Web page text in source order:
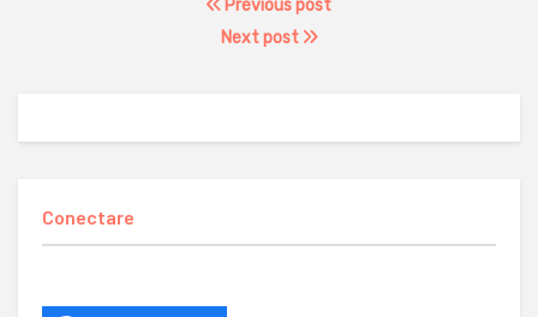
Previous post
Next post
Conectare